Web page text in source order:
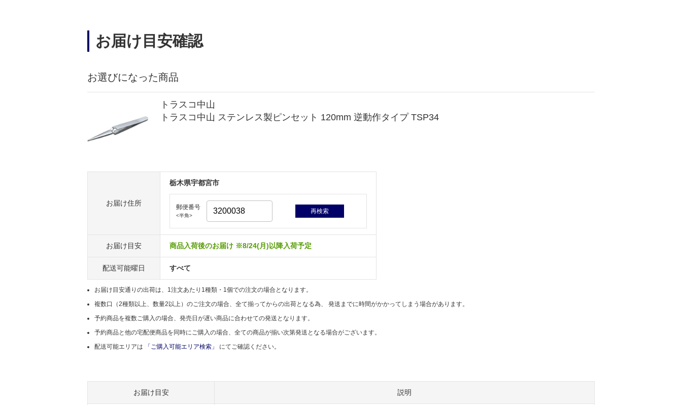
お届け目安確認
お選びになった商品
トラスコ中山
トラスコ中山 ステンレス製ピンセット 120mm 逆動作タイプ TSP34
お届け住所
栃木県宇都宮市
郵便番号
<半角>
再検索
お届け目安 商品入荷後のお届け ※8/24(月)以降入荷予定
配送可能曜日 すべて
お届け目安通りの出荷は、1注文あたり1種類・1個での注文の場合となります。
複数口（2種類以上、数量2以上）のご注文の場合、全て揃ってからの出荷となる為、 発送までに時間がかかってしまう場合があります。
予約商品を複数ご購入の場合、発売日が遅い商品に合わせての発送となります。
予約商品と他の宅配便商品を同時にご購入の場合、全ての商品が揃い次第発送となる場合がございます。
配送可能エリアは
「ご購入可能エリア検索」 にてご確認ください。
お届け目安 説明